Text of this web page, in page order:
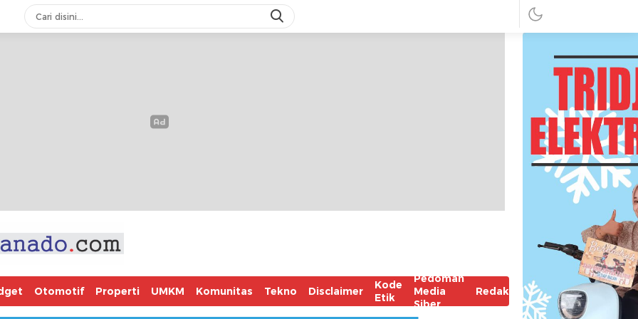
Otomotif Properti UMKM Komunitas Tekno Disclaimer
Kode
Etik
Pedoman
Media
Siber
Redaksi